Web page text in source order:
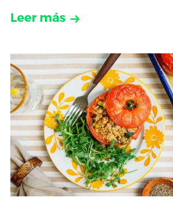
Leer más